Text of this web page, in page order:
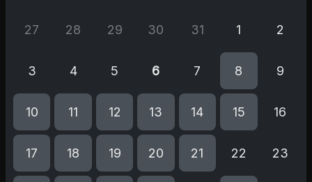
27 28 29 30 31 1 2
3 4 5 6 7 8 9
10 11 12 13 14 15 16
17 18 19 20 21 22 23